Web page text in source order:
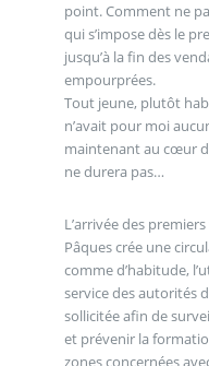
point. Comment ne
qui s’impose dès le
jusqu’à la fin des
empourprées.
Tout jeune, plutôt
n’avait pour moi
maintenant au cœur
ne durera pas…
L’arrivée des
Pâques crée une
comme d’habitude,
service des autorités
sollicitée afin de
et prévenir la
zones concernées